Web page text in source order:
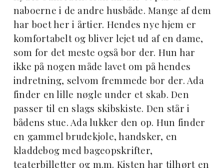
naboerne i de andre husbåde. Mange af dem
har boet her i årtier. Hendes nye hjem er
komfortabelt og bliver lejet ud af en dame,
som for det meste også bor der. Hun har
ikke på nogen måde lavet om på hendes
indretning, selvom fremmede bor der. Ada
finder en lille nøgle under et skab. Den
passer til en slags skibskiste. Den står i
bådens stue. Ada lukker den op. Hun finder
en gammel brudekjole, handsker, en
kladdebog med bageopskrifter,
teaterbilletter og m.m. Kisten har tilhørt en